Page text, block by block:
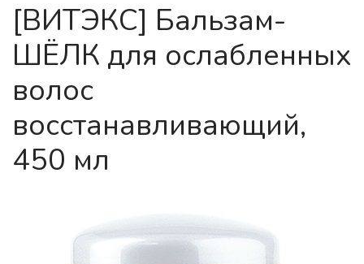
[ВИТЭКС] Бальзам-
ШЁЛК для ослабленных
волос
восстанавливающий,
450 мл